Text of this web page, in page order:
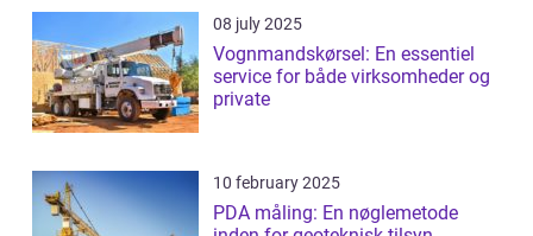
08 july 2025
Vognmandskørsel: En essentiel
service for både virksomheder og
private
10 february 2025
PDA måling: En nøglemetode